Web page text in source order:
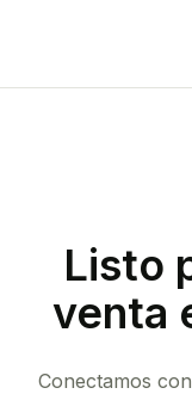
Listo
venta
Conectamos